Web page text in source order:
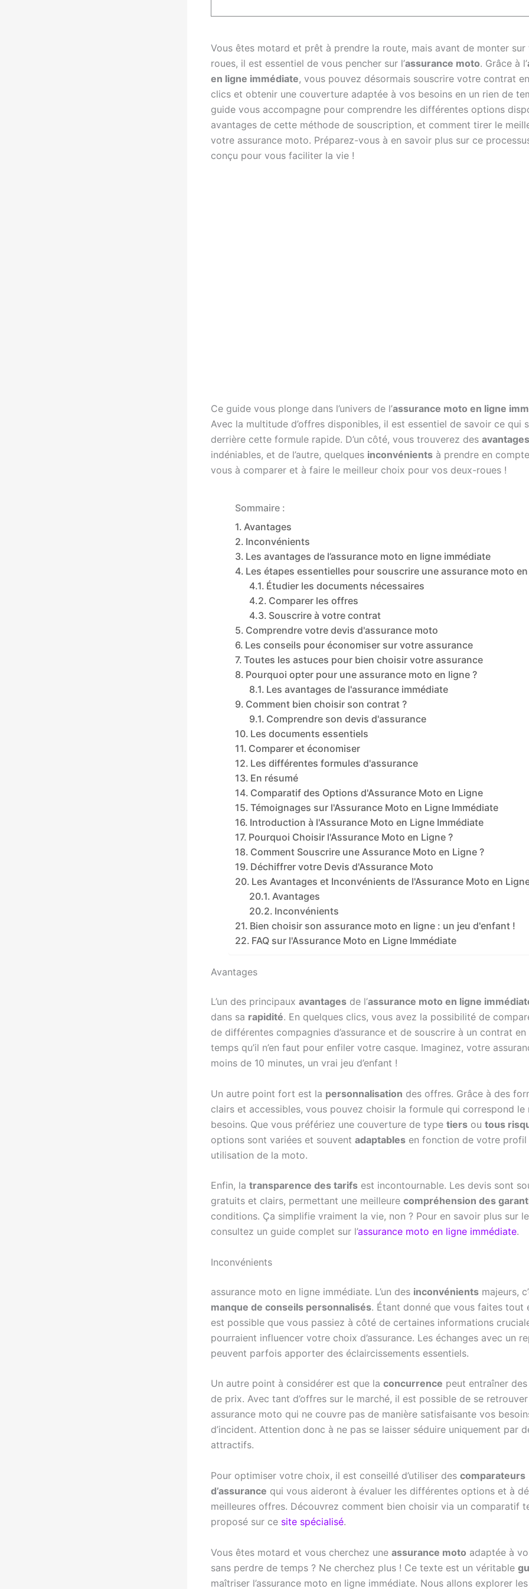
Vous êtes motard et prêt à prendre la route, mais avant de monter
roues, il est essentiel de vous pencher sur l’assurance moto. Grâce à l’
en ligne immédiate, vous pouvez désormais souscrire votre contrat
clics et obtenir une couverture adaptée à vos besoins en un rien de
guide vous accompagne pour comprendre les différentes options
avantages de cette méthode de souscription, et comment tirer le
votre assurance moto. Préparez-vous à en savoir plus sur ce
conçu pour vous faciliter la vie !
Ce guide vous plonge dans l’univers de l’assurance moto en ligne
Avec la multitude d’offres disponibles, il est essentiel de savoir ce qui
derrière cette formule rapide. D’un côté, vous trouverez des avantages
indéniables, et de l’autre, quelques inconvénients à prendre en
vous à comparer et à faire le meilleur choix pour vos deux-roues !
Sommaire :
Avantages
Inconvénients
Les avantages de l’assurance moto en ligne immédiate
Les étapes essentielles pour souscrire une assurance moto
Étudier les documents nécessaires
Comparer les offres
Souscrire à votre contrat
Comprendre votre devis d'assurance moto
Les conseils pour économiser sur votre assurance
Toutes les astuces pour bien choisir votre assurance
Pourquoi opter pour une assurance moto en ligne ?
Les avantages de l'assurance immédiate
Comment bien choisir son contrat ?
Comprendre son devis d'assurance
Les documents essentiels
Comparer et économiser
Les différentes formules d'assurance
En résumé
Comparatif des Options d'Assurance Moto en Ligne
Témoignages sur l'Assurance Moto en Ligne Immédiate
Introduction à l'Assurance Moto en Ligne Immédiate
Pourquoi Choisir l'Assurance Moto en Ligne ?
Comment Souscrire une Assurance Moto en Ligne ?
Déchiffrer votre Devis d'Assurance Moto
Les Avantages et Inconvénients de l'Assurance Moto en
Avantages
Inconvénients
Bien choisir son assurance moto en ligne : un jeu d'enfant !
FAQ sur l'Assurance Moto en Ligne Immédiate
Avantages
L’un des principaux avantages de l’assurance moto en ligne
dans sa rapidité. En quelques clics, vous avez la possibilité de
de différentes compagnies d’assurance et de souscrire à un contrat
temps qu’il n’en faut pour enfiler votre casque. Imaginez, votre
moins de 10 minutes, un vrai jeu d’enfant !
Un autre point fort est la personnalisation des offres. Grâce à des
clairs et accessibles, vous pouvez choisir la formule qui correspond le
besoins. Que vous préfériez une couverture de type tiers ou tous
options sont variées et souvent adaptables en fonction de votre
utilisation de la moto.
Enfin, la transparence des tarifs est incontournable. Les devis sont
gratuits et clairs, permettant une meilleure compréhension des
conditions. Ça simplifie vraiment la vie, non ? Pour en savoir plus sur
consultez un guide complet sur l’assurance moto en ligne immédiate.
Inconvénients
assurance moto en ligne immédiate. L’un des inconvénients majeurs,
manque de conseils personnalisés. Étant donné que vous faites tout
est possible que vous passiez à côté de certaines informations
pourraient influencer votre choix d’assurance. Les échanges avec un
peuvent parfois apporter des éclaircissements essentiels.
Un autre point à considérer est que la concurrence peut entraîner
de prix. Avec tant d’offres sur le marché, il est possible de se
assurance moto qui ne couvre pas de manière satisfaisante vos
d’incident. Attention donc à ne pas se laisser séduire uniquement par
attractifs.
Pour optimiser votre choix, il est conseillé d’utiliser des comparateurs
d’assurance qui vous aideront à évaluer les différentes options et à
meilleures offres. Découvrez comment bien choisir via un comparatif
proposé sur ce site spécialisé.
Vous êtes motard et vous cherchez une assurance moto adaptée à
sans perdre de temps ? Ne cherchez plus ! Ce texte est un véritable
maîtriser l’assurance moto en ligne immédiate. Nous allons explorer